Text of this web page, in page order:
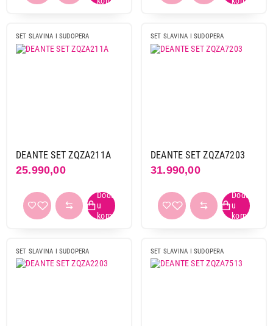
SET SLAVINA I SUDOPERA
DEANTE SET ZQZA211A
25.990,00
SET SLAVINA I SUDOPERA
DEANTE SET ZQZA7203
31.990,00
SET SLAVINA I SUDOPERA SET SLAVINA I SUDOPERA
15.990,00
SET SLAVINA I SUDOPERA
Nastavi kupovinu
Završi kupovinu